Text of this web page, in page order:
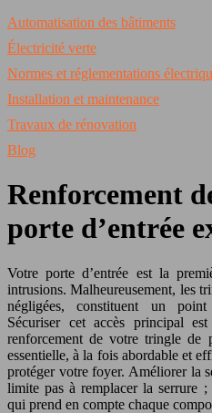
Automatisation des bâtiments
Électricité verte
Normes et réglementations
Installation et maintenance
Travaux de rénovation
Blog
Renforcement
porte d’entrée
Votre porte d’entrée est la
intrusions. Malheureusement, les
négligées, constituent un
Sécuriser cet accès principal
renforcement de votre tringle de
essentielle, à la fois abordable et
protéger votre foyer. Améliorer la
limite pas à remplacer la serrure ;
qui prend en compte chaque